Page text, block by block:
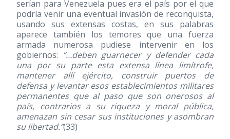
serían para Venezuela pues era el país por el que
podría venir una eventual invasión de reconquista,
usando sus extensas costas, en sus palabras
aparece también los temores que una fuerza
armada numerosa pudiese intervenir en los
gobiernos: “…deben guarnecer y defender cada
una por su parte esta extensa línea limítrofe,
mantener allí ejército, construir puertos de
defensa y levantar esos establecimientos militares
permanentes que al paso que son onerosos al
país, contrarios a su riqueza y moral pública,
amenazan sin cesar sus instituciones y asombran
su libertad.”(33)